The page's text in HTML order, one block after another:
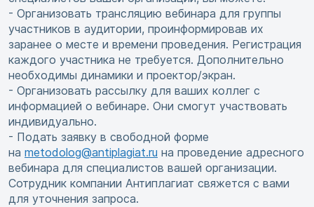
- Организовать трансляцию вебинара для группы
участников в аудитории, проинформировав их
заранее о месте и времени проведения. Регистрация
каждого участника не требуется. Дополнительно
необходимы динамики и проектор/экран.
- Организовать рассылку для ваших коллег с
информацией о вебинаре. Они смогут участвовать
индивидуально.
- Подать заявку в свободной форме
на metodolog@antiplagiat.ru на проведение адресного
вебинара для специалистов вашей организации.
Сотрудник компании Антиплагиат свяжется с вами
для уточнения запроса.